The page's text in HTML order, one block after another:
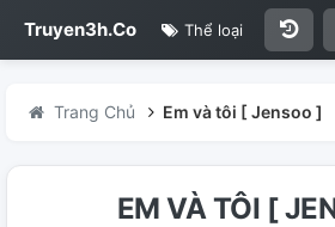
Truyen3h.Co Thể loại
Trang Chủ Em và tôi [ Jensoo ]
EM VÀ TÔI [